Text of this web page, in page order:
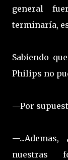
general
terminaría,
Sabiendo
Philips no
—Por
nuestras